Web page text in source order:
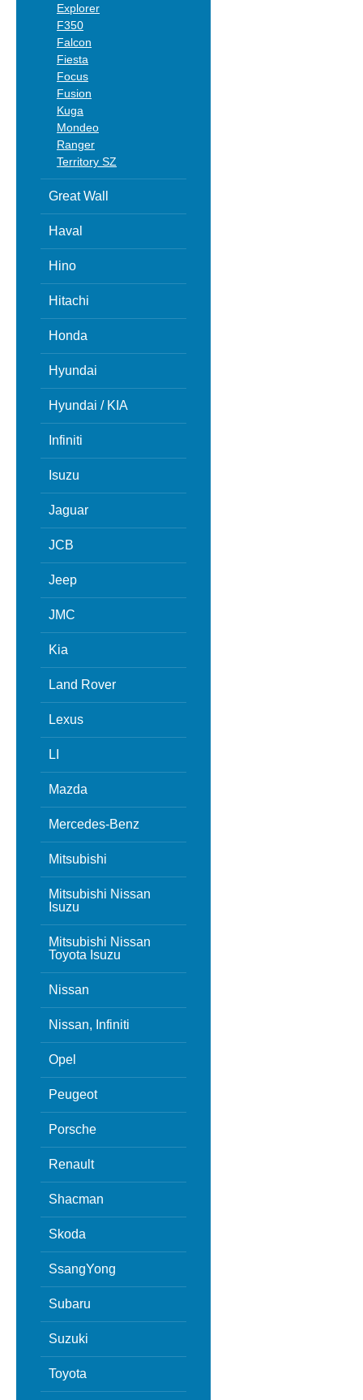
Explorer
F350
Falcon
Fiesta
Focus
Fusion
Kuga
Mondeo
Ranger
Territory SZ
Great Wall
Haval
Hino
Hitachi
Honda
Hyundai
Hyundai / KIA
Infiniti
Isuzu
Jaguar
JCB
Jeep
JMC
Kia
Land Rover
Lexus
LI
Mazda
Mercedes-Benz
Mitsubishi
Mitsubishi Nissan
Isuzu
Mitsubishi Nissan
Toyota Isuzu
Nissan
Nissan, Infiniti
Opel
Peugeot
Porsche
Renault
Shacman
Skoda
SsangYong
Subaru
Suzuki
Toyota